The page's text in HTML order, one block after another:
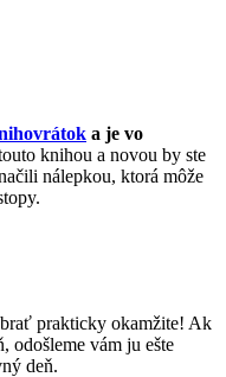
a je vo
knihou a novou by ste
nálepkou, ktorá môže
prakticky okamžite! Ak
odošleme vám ju ešte
deň.